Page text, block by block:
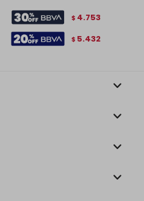
$ 4.753
$ 5.432